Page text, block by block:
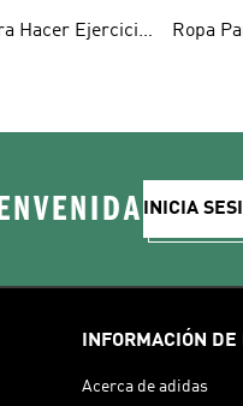
Hacer Ejercicio
Ropa
INICIA
INFORMACIÓN
Acerca de adidas